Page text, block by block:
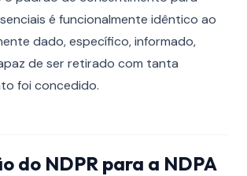
é funcionalmente idêntico ao
dado, específico, informado,
de ser retirado com tanta
foi concedido.
do NDPR para a NDPA